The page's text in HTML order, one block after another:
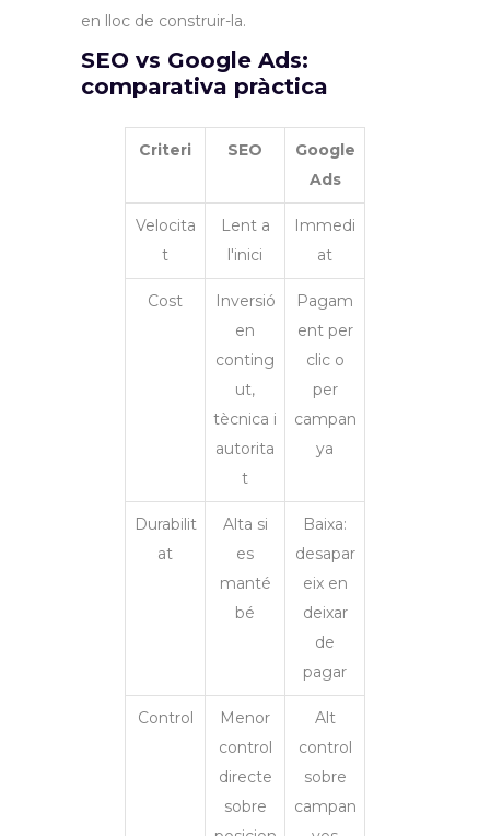
en lloc de construir-la.
SEO vs Google Ads:
comparativa pràctica
Criteri SEO
Google
Ads
Velocita
t
Lent a
l'inici
Immedi
at
Cost
Inversió
en
conting
ut,
tècnica i
autorita
t
Pagam
ent per
clic o
per
campan
ya
Durabilit
at
Alta si
es
manté
bé
Baixa:
desapar
eix en
deixar
de
pagar
Control
Menor
control
directe
sobre
Alt
control
sobre
campan